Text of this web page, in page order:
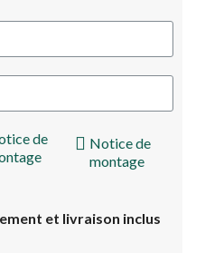
de
Notice de
montage
et livraison inclus